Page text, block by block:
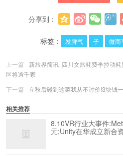
分享到：
标签：
发脾气 子 微商
上一篇
新旅界简讯 |四川文旅耗费季拉动
区将逾千家
下一篇
立秋后碰到这菜我从不讨价!3块钱
相关推荐
8.10VR行业大事件
元;Unity在华成立新合